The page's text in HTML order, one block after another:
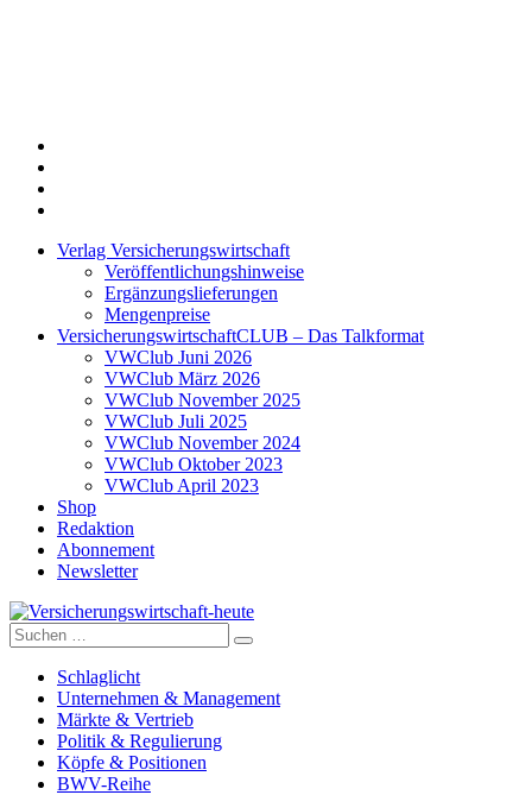
Verlag Versicherungswirtschaft
Veröffentlichungshinweise
Ergänzungslieferungen
Mengenpreise
VersicherungswirtschaftCLUB – Das Talkformat
VWClub Juni 2026
VWClub März 2026
VWClub November 2025
VWClub Juli 2025
VWClub November 2024
VWClub Oktober 2023
VWClub April 2023
Shop
Redaktion
Abonnement
Newsletter
Versicherungswirtschaft-heute
Suche
nach:
Schlaglicht
Unternehmen & Management
Märkte & Vertrieb
Politik & Regulierung
Köpfe & Positionen
BWV-Reihe